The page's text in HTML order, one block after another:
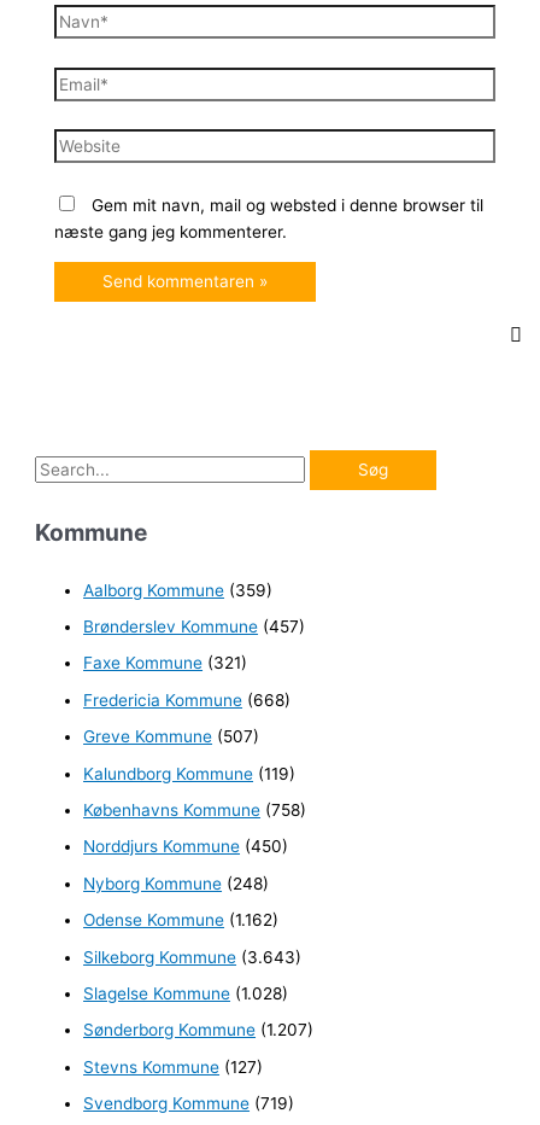
Navn*
Email*
Website
Gem mit navn, mail og websted i denne browser til
næste gang jeg kommenterer.
S
g
Kommune
Aalborg Kommune (359)
Brønderslev Kommune (457)
Faxe Kommune (321)
Fredericia Kommune (668)
Greve Kommune (507)
Kalundborg Kommune (119)
Københavns Kommune (758)
Norddjurs Kommune (450)
Nyborg Kommune (248)
Odense Kommune (1.162)
Silkeborg Kommune (3.643)
Slagelse Kommune (1.028)
Sønderborg Kommune (1.207)
Stevns Kommune (127)
Svendborg Kommune (719)